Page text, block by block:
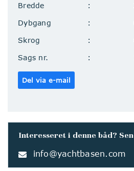
Bredde
Dybgang
Skrog
Sags nr.
Del via e-mail
Interesseret i denne båd?
info@yachtbasen.com